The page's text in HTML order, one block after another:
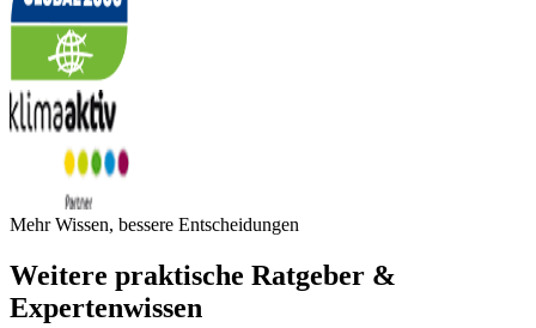
Mehr Wissen, bessere Entscheidungen
Weitere praktische Ratgeber &
Expertenwissen